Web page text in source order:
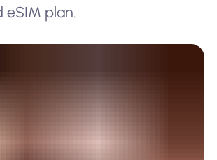
eSIM plan.